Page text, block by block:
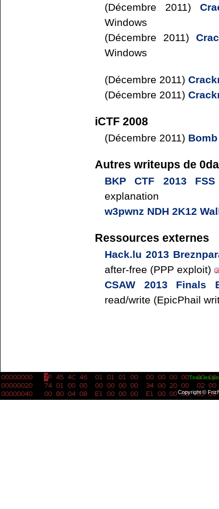
(Décembre 2011)
Windows
(Décembre 2011)
Windows
(Décembre 2011)
(Décembre 2011)
iCTF 2008
(Décembre 2011)
Autres writeups de
BKP CTF 2013
explanation
w3pwnz NDH 2K12
Ressources externes
Hack.lu 2013
after-free (PPP exploit)
CSAW 2013 Finals
read/write (EpicPhail
Tous les
Copyright ©